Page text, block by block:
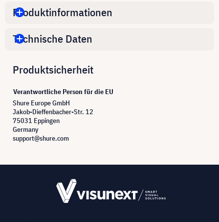
Produktinformationen
Technische Daten
Produktsicherheit
Verantwortliche Person für die EU
Shure Europe GmbH
Jakob-Dieffenbacher-Str. 12
75031 Eppingen
Germany
support@shure.com